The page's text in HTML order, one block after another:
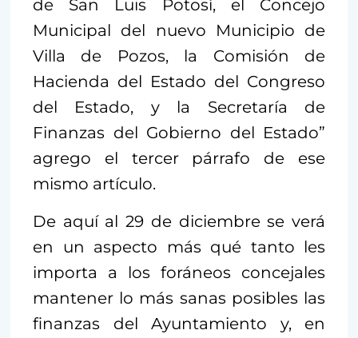
de San Luis Potosí, el Concejo
Municipal del nuevo Municipio de
Villa de Pozos, la Comisión de
Hacienda del Estado del Congreso
del Estado, y la Secretaría de
Finanzas del Gobierno del Estado”
agrego el tercer párrafo de ese
mismo artículo.
De aquí al 29 de diciembre se verá
en un aspecto más qué tanto les
importa a los foráneos concejales
mantener lo más sanas posibles las
finanzas del Ayuntamiento y, en